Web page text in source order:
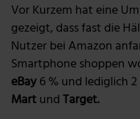
Vor Kurzem hat eine
gezeigt, dass fast die
Nutzer bei Amazon
Smartphone shoppen
eBay6 % und lediglich
MartundTarget.